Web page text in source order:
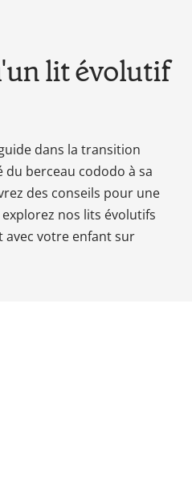
lit évolutif
dans la transition
du berceau cododo à sa
des conseils pour une
nos lits évolutifs
votre enfant sur